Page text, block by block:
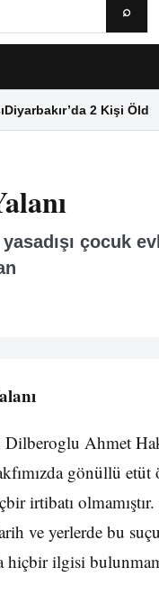
⌕
Diyarbakır’da 2 Kişi Öldü
çocuk
Ahmet
gönüllü
irtibatı
ve yerlerde bu
hiçbir ilgisi